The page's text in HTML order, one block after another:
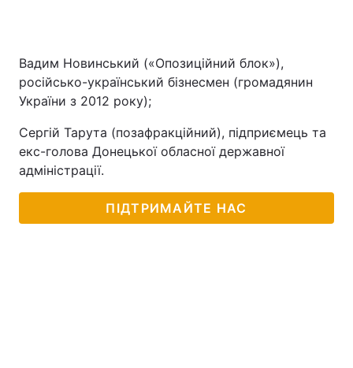
Вадим Новинський («Опозиційний блок»),
російсько-український бізнесмен (громадянин
України з 2012 року);
Сергій Тарута (позафракційний), підприємець та
екс-голова Донецької обласної державної
адміністрації.
ПІДТРИМАЙТЕ НАС